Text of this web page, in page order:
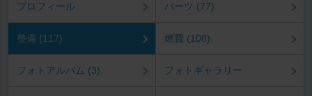
プロフィール パーツ (77)
整備 (117) 燃費 (108)
フォトアルバム (3) フォトギャラリー